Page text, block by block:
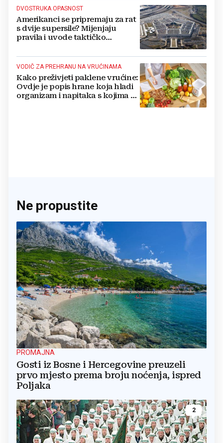
DVOSTRUKA OPASNOST
Amerikanci se pripremaju za rat
s dvije supersile? Mijenjaju
pravila i uvode taktičko
VODIČ ZA PREHRANU NA VRUĆINAMA
Kako preživjeti paklene vrućine:
Ovdje je popis hrane koja hladi
organizam i napitaka s kojima si
Ne propustite
PROMAJNA
Gosti iz Bosne i Hercegovine preuzeli
prvo mjesto prema broju noćenja, ispred
Poljaka
2